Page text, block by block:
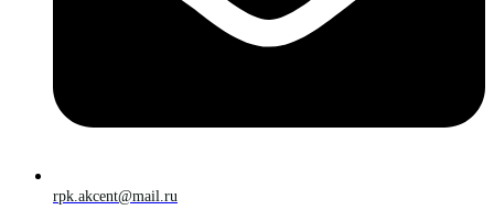
rpk.akcent@mail.ru